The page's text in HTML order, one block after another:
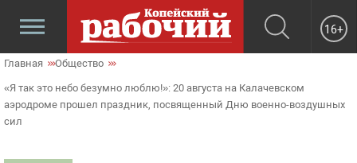
16+
Главная Общество
«Я так это небо безумно люблю!»: 20 августа на Калачевском
аэродроме прошел праздник, посвященный Дню военно-воздушных
сил